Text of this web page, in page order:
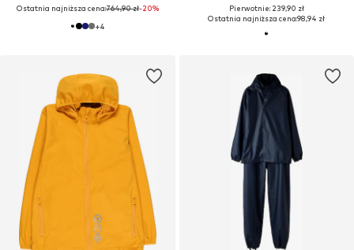
Ostatnia najniższa cena:764,90 zł-20%
+4
Pierwotnie: 239,90 zł
Ostatnia najniższa cena:98,94 zł